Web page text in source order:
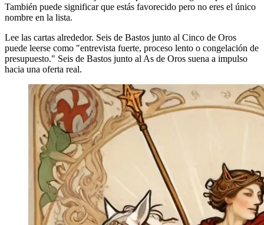
También puede significar que estás favorecido pero no eres el único
nombre en la lista.
Lee las cartas alrededor. Seis de Bastos junto al Cinco de Oros
puede leerse como "entrevista fuerte, proceso lento o congelación de
presupuesto." Seis de Bastos junto al As de Oros suena a impulso
hacia una oferta real.